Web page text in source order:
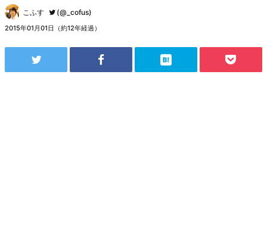
こふす (@_cofus)
2015年01月01日（約12年経過）